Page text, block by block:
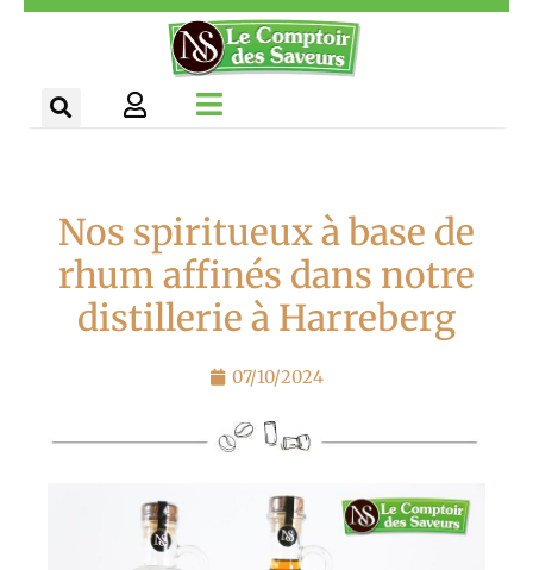
Aller
Nos spiritueux à base de
rhum affinés dans notre
distillerie à Harreberg
07/10/2024
Panneau de gestion des cookies